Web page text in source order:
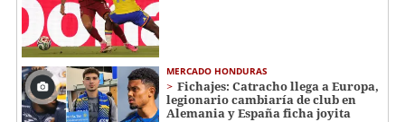
MERCADO HONDURAS
Fichajes: Catracho llega a Europa,
legionario cambiaría de club en
Alemania y España ficha joyita